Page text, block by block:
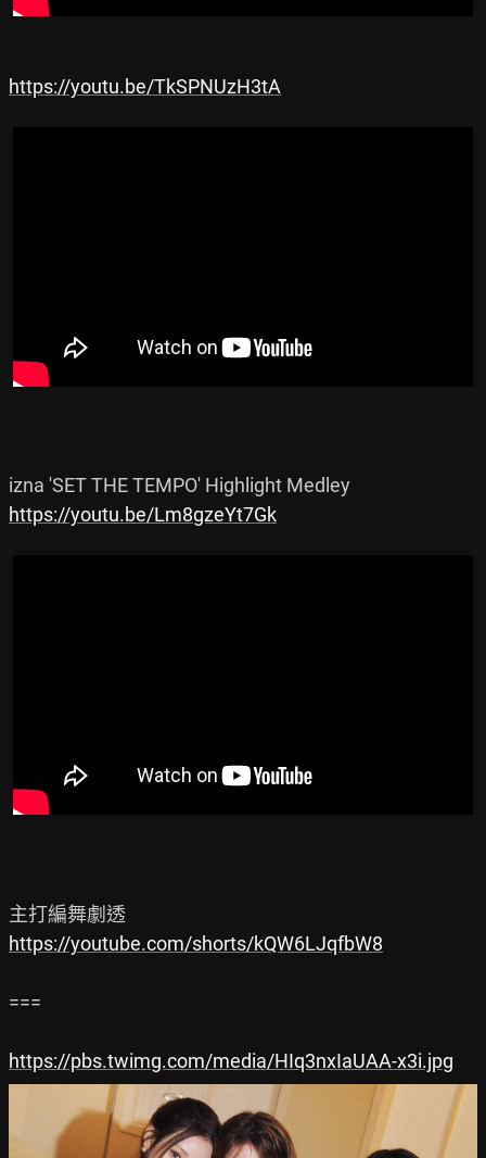
https://youtu.be/TkSPNUzH3tA
https://youtu.be/Lm8gzeYt7Gk
https://youtube.com/shorts/kQW6LJqfbW8
===
https://pbs.twimg.com/media/HIq3nxIaUAA-x3i.jpg